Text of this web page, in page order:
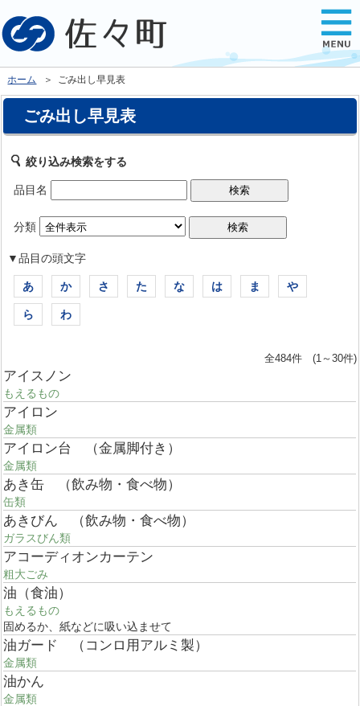
ホーム ＞ ごみ出し早見表
ごみ出し早見表
絞り込み検索をする
品目名
分類
▼品目の頭文字
あ か さ た な は ま や
ら わ
全484件 (1～30件)
アイスノン
もえるもの
アイロン
金属類
アイロン台 （金属脚付き）
金属類
あき缶 （飲み物・食べ物）
缶類
あきびん （飲み物・食べ物）
ガラスびん類
アコーディオンカーテン
粗大ごみ
油（食油）
もえるもの
固めるか、紙などに吸い込ませて
油ガード （コンロ用アルミ製）
金属類
油かん
金属類